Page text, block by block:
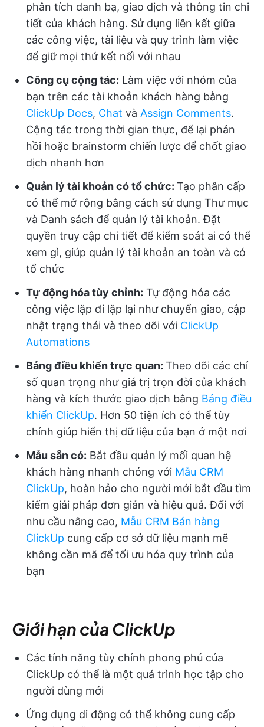
phân tích danh bạ, giao dịch và thông tin chi
tiết của khách hàng. Sử dụng liên kết giữa
các công việc, tài liệu và quy trình làm việc
để giữ mọi thứ kết nối với nhau
Công cụ cộng tác: Làm việc với nhóm của
bạn trên các tài khoản khách hàng bằng
ClickUp Docs, Chat và Assign Comments.
Cộng tác trong thời gian thực, để lại phản
hồi hoặc brainstorm chiến lược để chốt giao
dịch nhanh hơn
Quản lý tài khoản có tổ chức: Tạo phân cấp
có thể mở rộng bằng cách sử dụng Thư mục
và Danh sách để quản lý tài khoản. Đặt
quyền truy cập chi tiết để kiểm soát ai có thể
xem gì, giúp quản lý tài khoản an toàn và có
tổ chức
Tự động hóa tùy chỉnh: Tự động hóa các
công việc lặp đi lặp lại như chuyển giao, cập
nhật trạng thái và theo dõi với ClickUp
Automations
Bảng điều khiển trực quan: Theo dõi các chỉ
số quan trọng như giá trị trọn đời của khách
hàng và kích thước giao dịch bằng Bảng điều
khiển ClickUp. Hơn 50 tiện ích có thể tùy
chỉnh giúp hiển thị dữ liệu của bạn ở một nơi
Mẫu sẵn có: Bắt đầu quản lý mối quan hệ
khách hàng nhanh chóng với Mẫu CRM
ClickUp, hoàn hảo cho người mới bắt đầu tìm
kiếm giải pháp đơn giản và hiệu quả. Đối với
nhu cầu nâng cao, Mẫu CRM Bán hàng
ClickUp cung cấp cơ sở dữ liệu mạnh mẽ
không cần mã để tối ưu hóa quy trình của
bạn
Giới hạn của ClickUp
Các tính năng tùy chỉnh phong phú của
ClickUp có thể là một quá trình học tập cho
người dùng mới
Ứng dụng di động có thể không cung cấp